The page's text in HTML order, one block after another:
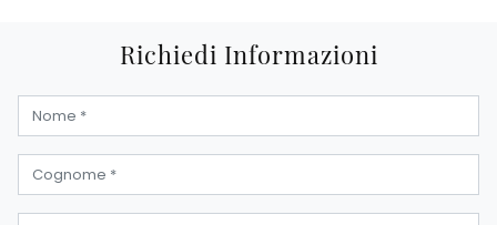
Richiedi Informazioni